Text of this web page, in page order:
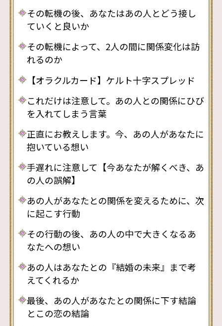
その転機の後、あなたはあの人とどう接し
ていくと良いか
その転機によって、2人の間に関係変化は訪
れるのか
【オラクルカード】ケルト十字スプレッド
これだけは注意して。あの人との関係にひび
を入れてしまう言葉
正直にお教えします。今、あの人があなたに
抱いている想い
手遅れに注意して【今あなたが解くべき、あ
の人の誤解】
あの人があなたとの関係を変えるために、次
に起こす行動
その行動の後、あの人の中で大きくなるあ
なたへの想い
あの人はあなたとの『結婚の未来』まで考
えてくれるか
最後、あの人があなたとの関係に下す結論
とこの恋の結論